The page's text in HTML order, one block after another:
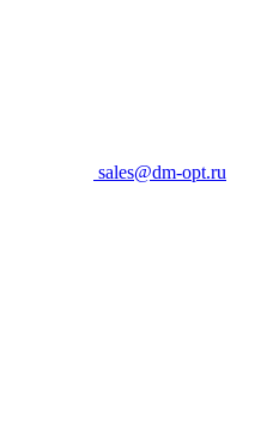
sales@dm-opt.ru